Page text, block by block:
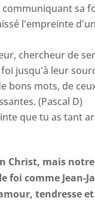
sa
l'empreinte
chercheur de
jusqu'à leur
bons mots, de
(Pascal D)
que tu as tant
Christ, mais
foi comme Jean-
tendresse